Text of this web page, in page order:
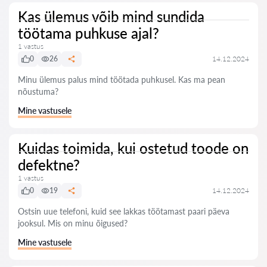
Kas ülemus võib mind sundida
töötama puhkuse ajal?
1 vastus
0
26 14.12.2024
Minu ülemus palus mind töötada puhkusel. Kas ma pean
nõustuma?
Mine vastusele
Kuidas toimida, kui ostetud toode on
defektne?
1 vastus
0
19 14.12.2024
Ostsin uue telefoni, kuid see lakkas töötamast paari päeva
jooksul. Mis on minu õigused?
Mine vastusele